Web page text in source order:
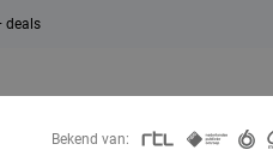
deals
Bekend van: